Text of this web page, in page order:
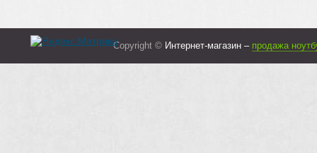
Copyright © Интернет-магазин – продажа